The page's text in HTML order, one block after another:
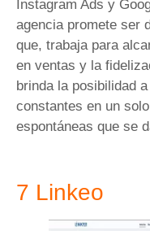
Instagram Ads y
agencia promete ser
que, trabaja para
en ventas y la
brinda la posibilidad
constantes en un
espontáneas que se
7 Linkeo